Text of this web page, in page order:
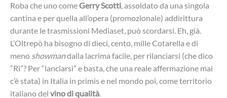
Roba che uno comeGerry Scotti, assoldato da una singola
cantina e per quella all’opera (promozionale) addirittura
durante le trasmissioni Mediaset, può scordarsi. Eh, già.
L’Oltrepò ha bisogno di dieci, cento, mille Cotarella e di
meno showmandalla lacrima facile, per rilanciarsi (che dico
“Ri”? Per “lanciarsi” e basta, che una reale affermazione mai
c’è stata) in Italia in primis e nel mondo poi, come territorio
italiano del vino di qualità.